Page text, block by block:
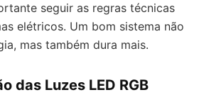
seguir as regras técnicas
elétricos. Um bom sistema não
mas também dura mais.
das Luzes LED RGB